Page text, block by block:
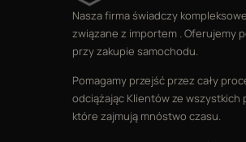
Nasza firma świadczy
związane z importem . Oferujemy
przy zakupie samochodu.
Pomagamy przejść przez cały
odciążając Klientów ze wszystkich
które zajmują mnóstwo czasu.